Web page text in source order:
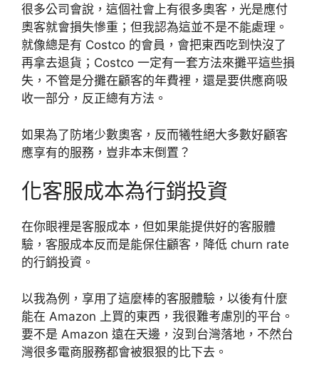
很多公司會說，這個社會上有很多奧客，光是應付
奧客就會損失慘重；但我認為這並不是不能處理。
就像總是有 Costco 的會員，會把東西吃到快沒了
再拿去退貨；Costco 一定有一套方法來攤平這些損
失，不管是分攤在顧客的年費裡，還是要供應商吸
收一部分，反正總有方法。
如果為了防堵少數奧客，反而犧牲絕大多數好顧客
應享有的服務，豈非本末倒置？
化客服成本為行銷投資
在你眼裡是客服成本，但如果能提供好的客服體
驗，客服成本反而是能保住顧客，降低 churn rate
的行銷投資。
以我為例，享用了這麼棒的客服體驗，以後有什麼
能在 Amazon 上買的東西，我很難考慮別的平台。
要不是 Amazon 遠在天邊，沒到台灣落地，不然台
灣很多電商服務都會被狠狠的比下去。